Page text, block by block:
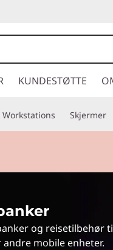
KUNDESTØTTE
Workstations Skjermer
og
mobile enheter.